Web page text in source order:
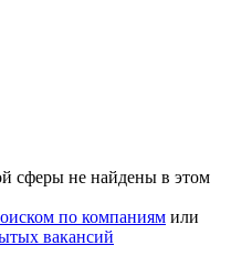
сферы не найдены в этом
по компаниям или
вакансий